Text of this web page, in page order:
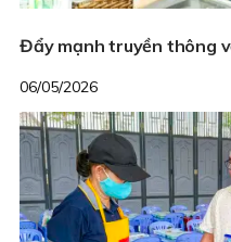
Đẩy mạnh truyền thông
06/05/2026